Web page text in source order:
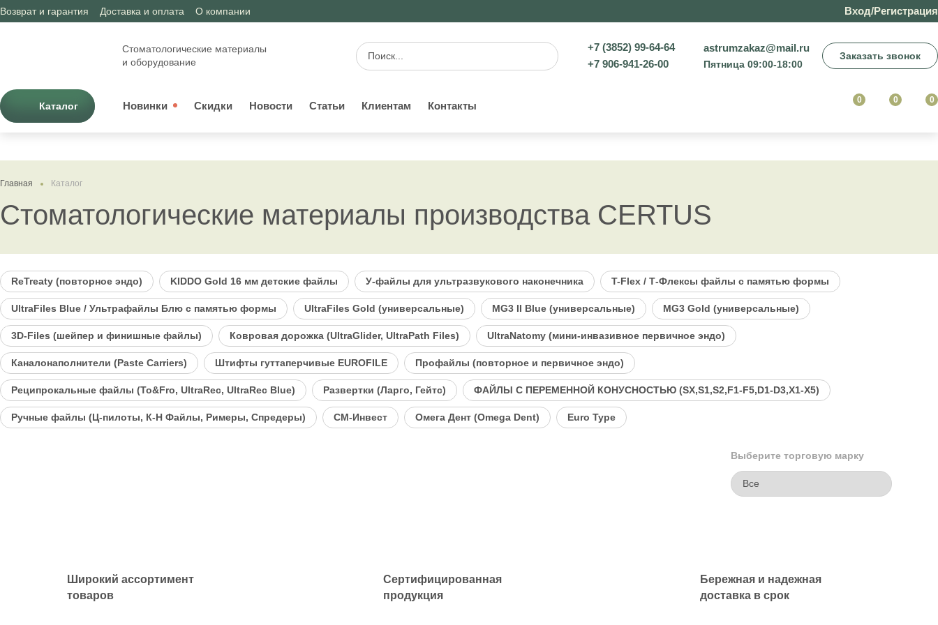
Возврат и гарантия Доставка и оплата О компании Вход/Регистрация
Стоматологические материалы
и оборудование
+7 (3852) 99-64-64
+7 906-941-26-00
astrumzakaz@mail.ru
Пятница 09:00-18:00
Заказать звонок
Каталог Новинки Скидки Новости Статьи Клиентам Контакты 0 0 0
Главная Каталог
Стоматологические материалы производства CERTUS
ReTreaty (повторное эндо) KIDDO Gold 16 мм детские файлы У-файлы для ультразвукового наконечника T-Flex / Т-Флексы файлы с памятью формы
UltraFiles Blue / Ультрафайлы Блю с памятью формы UltraFiles Gold (универсальные) MG3 II Blue (универсальные) MG3 Gold (универсальные)
3D-Files (шейпер и финишные файлы) Ковровая дорожка (UltraGlider, UltraPath Files) UltraNatomy (мини-инвазивное первичное эндо)
Каналонаполнители (Paste Carriers) Штифты гуттаперчивые EUROFILE Профайлы (повторное и первичное эндо)
Реципрокальные файлы (To&Fro, UltraRec, UltraRec Blue) Развертки (Ларго, Гейтс) ФАЙЛЫ С ПЕРЕМЕННОЙ КОНУСНОСТЬЮ (SX,S1,S2,F1-F5,D1-D3,X1-X5)
Ручные файлы (Ц-пилоты, К-H Файлы, Римеры, Спредеры) СМ-Инвест Омега Дент (Omega Dent) Euro Type
Выберите торговую марку
Широкий ассортимент
товаров
Сертифицированная
продукция
Бережная и надежная
доставка в срок